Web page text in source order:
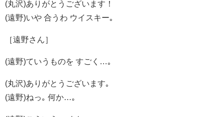
(丸沢)ありがとうございます！
(遠野)いや 合うわ ウイスキー｡
［遠野さん］
(遠野)ていうものを すごく…｡
(丸沢)ありがとうございます｡
(遠野)ねっ｡ 何か…｡